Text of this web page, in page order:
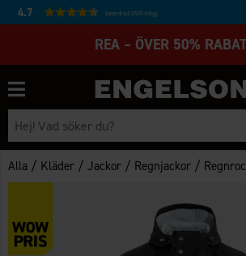
4.7 Baserat på 27231 betyg
REA – ÖVER 50%
Alla / Kläder /Jackor / Regnjackor /